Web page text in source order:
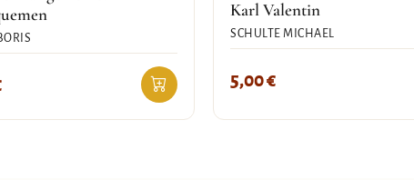
Karl Valentin
SCHULTE MICHAEL
5,00€